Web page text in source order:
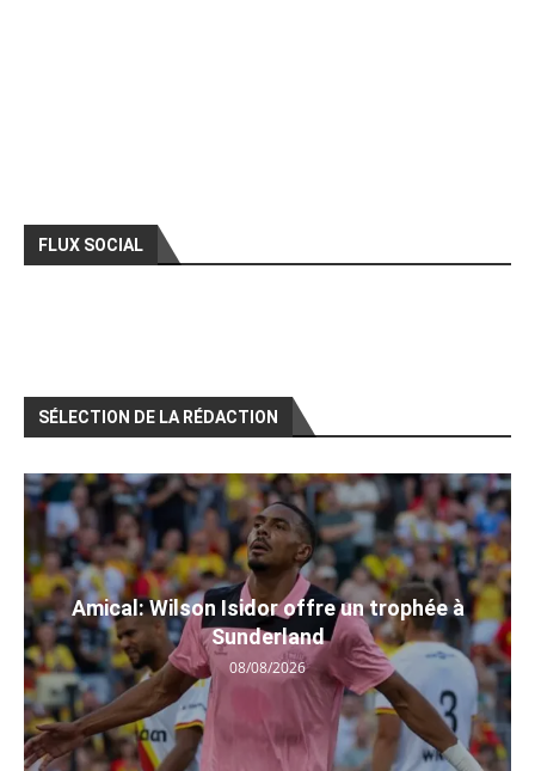
FLUX SOCIAL
SÉLECTION DE LA RÉDACTION
Amical: Wilson Isidor offre un trophée à
Sunderland
08/08/2026